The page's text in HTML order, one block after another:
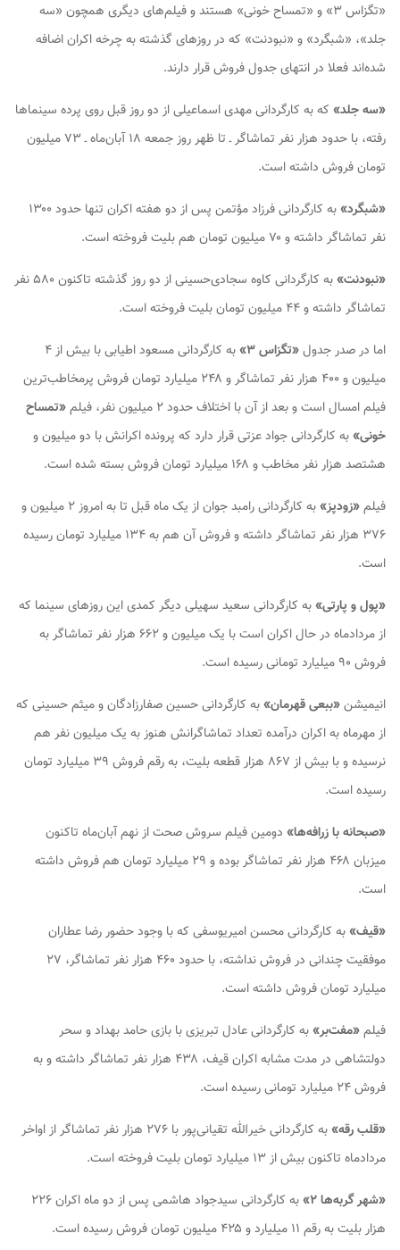
«تگزاس ۳» و «تمساح خونی» هستند و فیلم‌های دیگری همچون «سه
جلد»، «شبگرد» و «نبودنت» که در روزهای گذشته به چرخه اکران اضافه
شده‌اند فعلا در انتهای جدول فروش قرار دارند.
«سه جلد» که به کارگردانی مهدی اسماعیلی از دو روز قبل روی پرده سینماها
رفته، با حدود هزار نفر تماشاگر ـ تا ظهر روز جمعه ۱۸ آبان‌ماه ـ ۷۳ میلیون
تومان فروش داشته است.
«شبگرد»
به کارگردانی فرزاد مؤتمن پس از دو هفته اکران تنها حدود ۱۳۰۰
نفر تماشاگر داشته و ۷۰ میلیون تومان هم بلیت فروخته است.
«نبودنت»
به کارگردانی کاوه سجادی‌حسینی از دو روز گذشته تاکنون ۵۸۰ نفر
تماشاگر داشته و ۴۴ میلیون تومان بلیت فروخته است.
اما در صدر جدول«تگزاس ۳»
به کارگردانی مسعود اطیابی با بیش از ۴
میلیون و ۴۰۰ هزار نفر تماشاگر و ۲۴۸ میلیارد تومان فروش پرمخاطب‌ترین
فیلم امسال است و بعد از آن با اختلاف حدود ۲ میلیون نفر، فیلم
«تمساح
خونی»به کارگردانی جواد عزتی قرار دارد که پرونده اکرانش با دو میلیون و
هشتصد هزار نفر مخاطب و ۱۶۸ میلیارد تومان فروش بسته شده است.
فیلم«زودپز»
به کارگردانی رامبد جوان از یک ماه قبل تا به امروز ۲ میلیون و
۳۷۶ هزار نفر تماشاگر داشته و فروش آن هم به ۱۳۴ میلیارد تومان رسیده
است.
«پول و پارتی»به کارگردانی سعید سهیلی دیگر کمدی این روزهای سینما که
از مردادماه در حال اکران است با یک میلیون و ۶۶۲ هزار نفر تماشاگر به
فروش ۹۰ میلیارد تومانی رسیده است.
انیمیشن«ببعی قهرمان»به کارگردانی حسین صفارزادگان و میثم حسینی که
از مهرماه به اکران درآمده تعداد تماشاگرانش هنوز به یک میلیون نفر هم
نرسیده و با بیش از ۸۶۷ هزار قطعه بلیت، به رقم فروش ۳۹ میلیارد تومان
رسیده است.
«صبحانه با زرافه‌ها» دومین فیلم سروش صحت از نهم آبان‌ماه تاکنون
میزبان ۴۶۸ هزار نفر تماشاگر بوده و ۲۹ میلیارد تومان هم فروش داشته
است.
«قیف»به کارگردانی محسن امیریوسفی که با وجود حضور رضا عطاران
موفقیت چندانی در فروش نداشته، با حدود ۴۶۰ هزار نفر تماشاگر، ۲۷
میلیارد تومان فروش داشته است.
فیلم«مفت‌بر»به کارگردانی عادل تبریزی با بازی حامد بهداد و سحر
دولتشاهی در مدت مشابه اکران قیف، ۴۳۸ هزار نفر تماشاگر داشته و به
فروش ۲۴ میلیارد تومانی رسیده است.
«قلب رقه»
به کارگردانی خیرالله تقیانی‌پور با ۲۷۶ هزار نفر تماشاگر از اواخر
مردادماه تاکنون بیش از ۱۳ میلیارد تومان بلیت فروخته است.
«شهر گربه‌ها ۲»
به کارگردانی سیدجواد هاشمی پس از دو ماه اکران ۲۲۶
هزار بلیت به رقم ۱۱ میلیارد و ۴۲۵ میلیون تومان فروش رسیده است.